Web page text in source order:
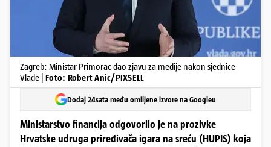
Zagreb: Ministar Primorac dao zjavu za medije nakon sjednice
Vlade | Foto: Robert Anic/PIXSELL
Dodaj 24sata među omiljene izvore na Googleu
Ministarstvo financija odgovorilo je na prozivke
Hrvatske udruga priređivača igara na sreću (HUPIS) koja